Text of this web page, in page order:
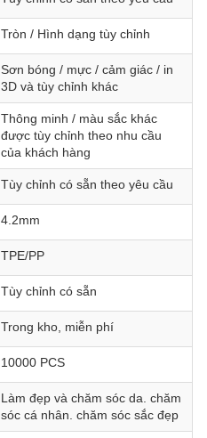
Tròn / Hình dạng tùy chỉnh
Sơn bóng / mực / cảm giác / in
3D và tùy chỉnh khác
Thông minh / màu sắc khác
được tùy chỉnh theo nhu cầu
của khách hàng
Tùy chỉnh có sẵn theo yêu cầu
4.2mm
TPE/PP
Tùy chỉnh có sẵn
Trong kho, miễn phí
10000 PCS
Làm đẹp và chăm sóc da. chăm
sóc cá nhân. chăm sóc sắc đẹp